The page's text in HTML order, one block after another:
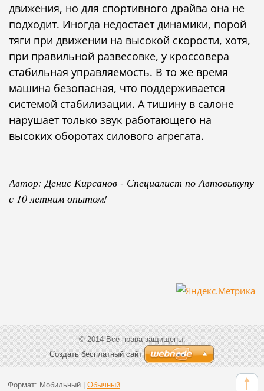
движения, но для спортивного драйва она не
подходит. Иногда недостает динамики, порой
тяги при движении на высокой скорости, хотя,
при правильной развесовке, у кроссовера
стабильная управляемость. В то же время
машина безопасная, что поддерживается
системой стабилизации. А тишину в салоне
нарушает только звук работающего на
высоких оборотах силового агрегата.
Автор: Денис Кирсанов - Специалист по Автовыкупу
с 10 летним опытом!
© 2014 Все права защищены.
Создать бесплатный сайт
Формат: Мобильный| Обычный